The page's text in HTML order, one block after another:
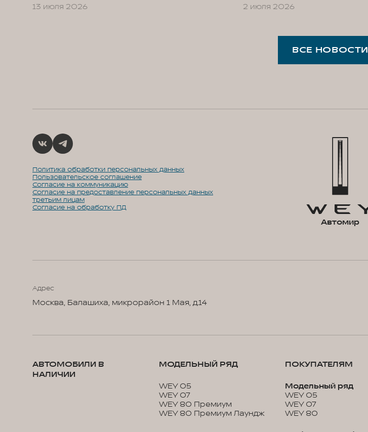
13 июля 2026 2 июля 2026
ВСЕ НОВОСТИ
Политика обработки персональных данных
Пользовательское соглашение
Согласие на коммуникацию
Согласие на предоставление персональных данных
третьим лицам
Согласие на обработку ПД
Автомир
Адрес
Москва, Балашиха, микрорайон 1 Мая, д.14
АВТОМОБИЛИ В
НАЛИЧИИ
МОДЕЛЬНЫЙ РЯД
WEY 05
WEY 07
WEY 80 Премиум
WEY 80 Премиум Лаундж
ПОКУПАТЕЛЯМ
Модельный ряд
WEY 05
WEY 07
WEY 80